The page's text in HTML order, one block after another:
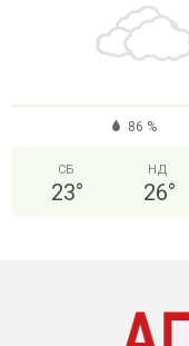
86 %
СБ
23°
НД
26°